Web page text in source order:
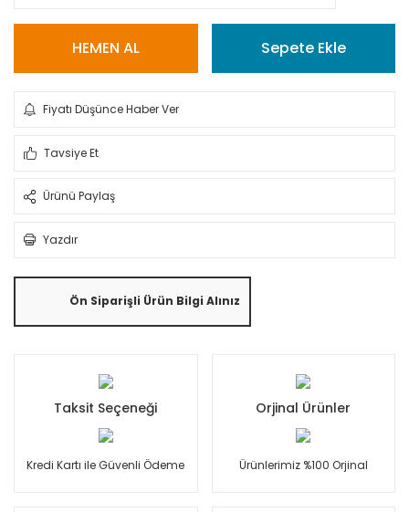
HEMEN AL Sepete Ekle
Fiyatı Düşünce Haber Ver
Tavsiye Et
Ürünü Paylaş
Yazdır
Ön Siparişli Ürün Bilgi Alınız
Taksit Seçeneği
Kredi Kartı ile Güvenli Ödeme
Orjinal Ürünler
Ürünlerimiz %100 Orjinal